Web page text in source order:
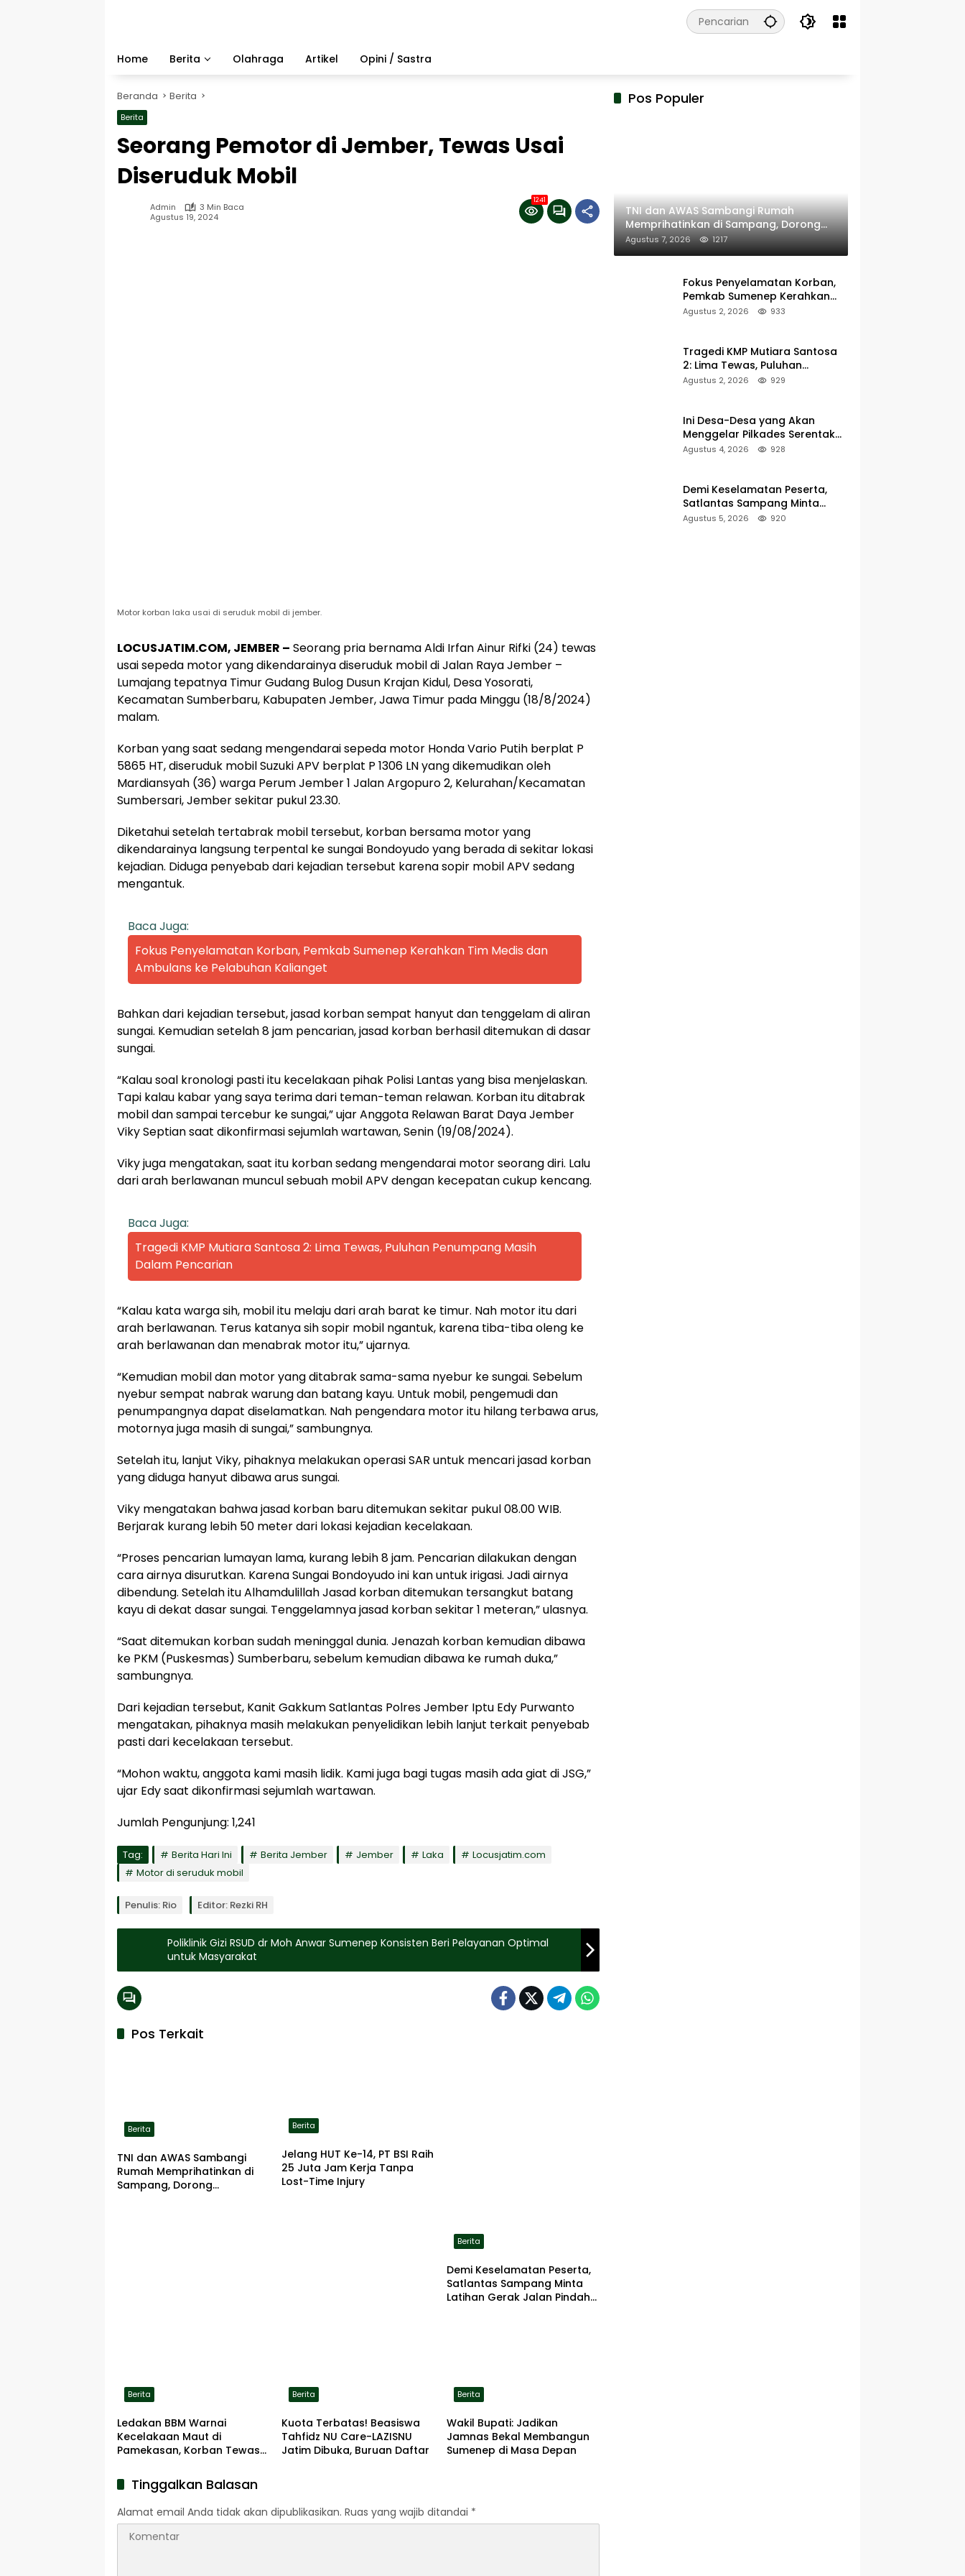
Home
Berita Olahraga Artikel Opini / Sastra
Beranda Berita
Berita
Seorang Pemotor di Jember, Tewas Usai
Diseruduk Mobil
Admin
3 Min Baca
Agustus 19, 2024
1241
Motor korban laka usai di seruduk mobil di jember.
LOCUSJATIM.COM, JEMBER – Seorang pria bernama Aldi Irfan Ainur Rifki (24) tewas
usai sepeda motor yang dikendarainya diseruduk mobil di Jalan Raya Jember –
Lumajang tepatnya Timur Gudang Bulog Dusun Krajan Kidul, Desa Yosorati,
Kecamatan Sumberbaru, Kabupaten Jember, Jawa Timur pada Minggu (18/8/2024)
malam.
Korban yang saat sedang mengendarai sepeda motor Honda Vario Putih berplat P
5865 HT, diseruduk mobil Suzuki APV berplat P 1306 LN yang dikemudikan oleh
Mardiansyah (36) warga Perum Jember 1 Jalan Argopuro 2, Kelurahan/Kecamatan
Sumbersari, Jember sekitar pukul 23.30.
Diketahui setelah tertabrak mobil tersebut, korban bersama motor yang
dikendarainya langsung terpental ke sungai Bondoyudo yang berada di sekitar lokasi
kejadian. Diduga penyebab dari kejadian tersebut karena sopir mobil APV sedang
mengantuk.
Baca Juga:
Fokus Penyelamatan Korban, Pemkab Sumenep Kerahkan Tim Medis dan
Ambulans ke Pelabuhan Kalianget
Bahkan dari kejadian tersebut, jasad korban sempat hanyut dan tenggelam di aliran
sungai. Kemudian setelah 8 jam pencarian, jasad korban berhasil ditemukan di dasar
sungai.
“Kalau soal kronologi pasti itu kecelakaan pihak Polisi Lantas yang bisa menjelaskan.
Tapi kalau kabar yang saya terima dari teman-teman relawan. Korban itu ditabrak
mobil dan sampai tercebur ke sungai,” ujar Anggota Relawan Barat Daya Jember
Viky Septian saat dikonfirmasi sejumlah wartawan, Senin (19/08/2024).
Viky juga mengatakan, saat itu korban sedang mengendarai motor seorang diri. Lalu
dari arah berlawanan muncul sebuah mobil APV dengan kecepatan cukup kencang.
Baca Juga:
Tragedi KMP Mutiara Santosa 2: Lima Tewas, Puluhan Penumpang Masih
Dalam Pencarian
“Kalau kata warga sih, mobil itu melaju dari arah barat ke timur. Nah motor itu dari
arah berlawanan. Terus katanya sih sopir mobil ngantuk, karena tiba-tiba oleng ke
arah berlawanan dan menabrak motor itu,” ujarnya.
“Kemudian mobil dan motor yang ditabrak sama-sama nyebur ke sungai. Sebelum
nyebur sempat nabrak warung dan batang kayu. Untuk mobil, pengemudi dan
penumpangnya dapat diselamatkan. Nah pengendara motor itu hilang terbawa arus,
motornya juga masih di sungai,” sambungnya.
Setelah itu, lanjut Viky, pihaknya melakukan operasi SAR untuk mencari jasad korban
yang diduga hanyut dibawa arus sungai.
Viky mengatakan bahwa jasad korban baru ditemukan sekitar pukul 08.00 WIB.
Berjarak kurang lebih 50 meter dari lokasi kejadian kecelakaan.
“Proses pencarian lumayan lama, kurang lebih 8 jam. Pencarian dilakukan dengan
cara airnya disurutkan. Karena Sungai Bondoyudo ini kan untuk irigasi. Jadi airnya
dibendung. Setelah itu Alhamdulillah Jasad korban ditemukan tersangkut batang
kayu di dekat dasar sungai. Tenggelamnya jasad korban sekitar 1 meteran,” ulasnya.
“Saat ditemukan korban sudah meninggal dunia. Jenazah korban kemudian dibawa
ke PKM (Puskesmas) Sumberbaru, sebelum kemudian dibawa ke rumah duka,”
sambungnya.
Dari kejadian tersebut, Kanit Gakkum Satlantas Polres Jember Iptu Edy Purwanto
mengatakan, pihaknya masih melakukan penyelidikan lebih lanjut terkait penyebab
pasti dari kecelakaan tersebut.
“Mohon waktu, anggota kami masih lidik. Kami juga bagi tugas masih ada giat di JSG,”
ujar Edy saat dikonfirmasi sejumlah wartawan.
Jumlah Pengunjung: 1,241
Tag: Berita Hari Ini Berita Jember Jember Laka
Locusjatim.com
Motor di seruduk mobil
Penulis: Rio Editor: Rezki RH
Poliklinik Gizi RSUD dr Moh Anwar Sumenep Konsisten Beri Pelayanan Optimal
untuk Masyarakat
Pos Terkait
Berita
TNI dan AWAS Sambangi
Rumah Memprihatinkan di
Sampang, Dorong
Berita
Jelang HUT Ke-14, PT BSI Raih
25 Juta Jam Kerja Tanpa
Lost-Time Injury
Berita
Demi Keselamatan Peserta,
Satlantas Sampang Minta
Latihan Gerak Jalan Pindah
Berita
Ledakan BBM Warnai
Kecelakaan Maut di
Pamekasan, Korban Tewas
Berita
Kuota Terbatas! Beasiswa
Tahfidz NU Care-LAZISNU
Jatim Dibuka, Buruan Daftar
Berita
Wakil Bupati: Jadikan
Jamnas Bekal Membangun
Sumenep di Masa Depan
Tinggalkan Balasan
Alamat email Anda tidak akan dipublikasikan. Ruas yang wajib ditandai *
Pos Populer
TNI dan AWAS Sambangi Rumah
Memprihatinkan di Sampang, Dorong
Pemerintah Beri Bantuan RTLH
Agustus 7, 2026 1217
Fokus Penyelamatan Korban,
Pemkab Sumenep Kerahkan
Tim Medis dan Ambulans ke
Agustus 2, 2026 933
Tragedi KMP Mutiara Santosa
2: Lima Tewas, Puluhan
Penumpang Masih Dalam
Agustus 2, 2026 929
Ini Desa-Desa yang Akan
Menggelar Pilkades Serentak
2027 di Kabupaten Sumenep
Agustus 4, 2026 928
Demi Keselamatan Peserta,
Satlantas Sampang Minta
Latihan Gerak Jalan Pindah ke
Agustus 5, 2026 920